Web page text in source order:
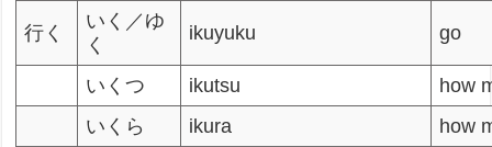
行く
いく／ゆ
く
ikuyuku go
いくつ ikutsu
how
いくら
ikura
how